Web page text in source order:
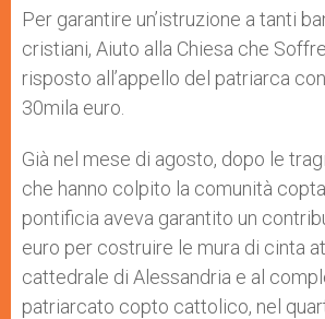
Per garantire un’istruzione a tanti
cristiani, Aiuto alla Chiesa che
risposto all’appello del patriarca
30mila euro.
Già nel mese di agosto, dopo le
che hanno colpito la comunità
pontificia aveva garantito un
euro per costruire le mura di cinta
cattedrale di Alessandria e al
patriarcato copto cattolico, nel